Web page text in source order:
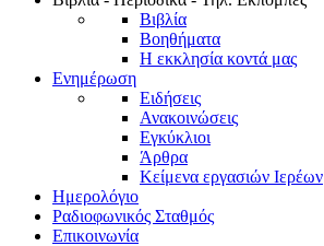
Βιβλία
Βοηθήματα
Η εκκλησία κοντά μας
Ενημέρωση
Ειδήσεις
Ανακοινώσεις
Εγκύκλιοι
Άρθρα
Κείμενα εργασιών Ιερέων
Ημερολόγιο
Ραδιοφωνικός Σταθμός
Επικοινωνία